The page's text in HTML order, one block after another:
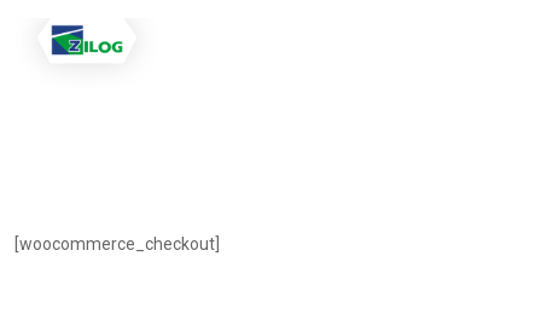
[woocommerce_checkout]